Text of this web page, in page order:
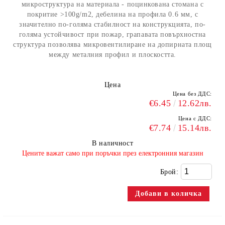
микроструктура на материала - поцинкована стомана с
покритие >100g/m2, дебелина на профила 0.6 мм, с
значително по-голяма стабилност на конструкцията, по-
голяма устойчивост при пожар, грапавата повърхностна
структура позволява микровентилиране на допирната площ
между металния профил и плоскостта.
Цена
Цена без ДДС:
€6.45 12.62лв.
Цена с ДДС:
€7.74 15.14лв.
В наличност
​Цените важат само при поръчки през електронния магазин
Брой: